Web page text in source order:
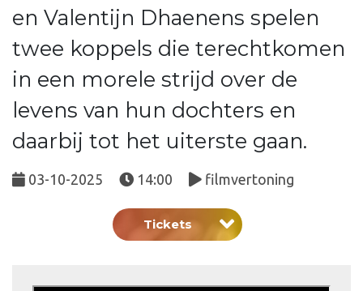
en Valentijn Dhaenens spelen
twee koppels die terechtkomen
in een morele strijd over de
levens van hun dochters en
daarbij tot het uiterste gaan.
03-10-2025 14:00 filmvertoning
Tickets